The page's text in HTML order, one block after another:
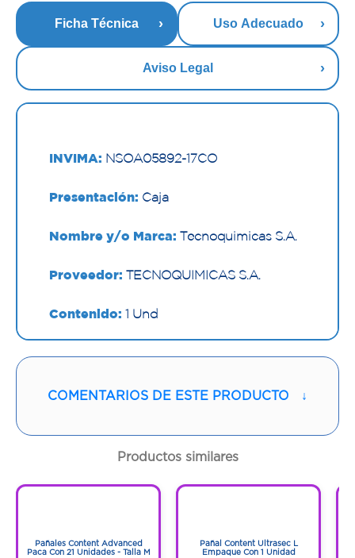
Ficha Técnica Uso Adecuado
Aviso Legal
INVIMA: NSOA05892-17CO
Presentación: Caja
Nombre y/o Marca: Tecnoquimicas S.A.
Proveedor: TECNOQUIMICAS S.A.
Contenido: 1 Und
Código:1298564
COMENTARIOS DE ESTE PRODUCTO ↓
Productos similares
Pañales Content Advanced
Paca Con 21 Unidades - Talla M
Pañal Content Ultrasec L
Empaque Con 1 Unidad